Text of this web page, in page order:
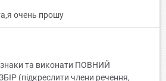
очень прошу
знаки та виконати ПОВНИЙ
(підкреслити члени речення,